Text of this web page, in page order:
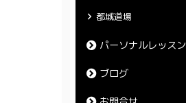
都城道場
パーソナルレッスン
ブログ